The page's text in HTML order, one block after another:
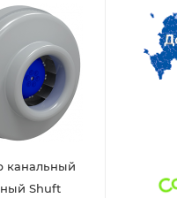
канальный
Shuft